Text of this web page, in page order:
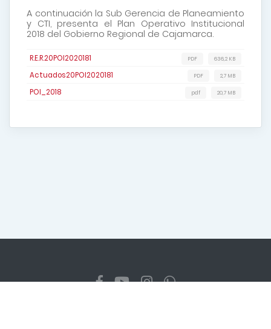
A continuación la Sub Gerencia de Planeamiento
y CTI, presenta el Plan Operativo Institucional
2018 del Gobierno Regional de Cajamarca.
R.E.R.20POI2020181 636,2 KB
PDF
Actuados20POI2020181 2,7 MB
PDF
POI_2018 20,7 MB
pdf